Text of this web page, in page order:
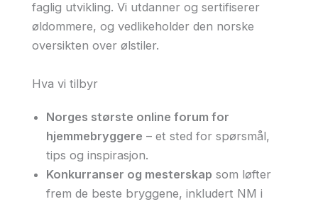
faglig utvikling. Vi utdanner og sertifiserer
øldommere, og vedlikeholder den norske
oversikten over ølstiler.
Hva vi tilbyr
Norges største online forum for
hjemmebryggere – et sted for spørsmål,
tips og inspirasjon.
Konkurranser og mesterskap som løfter
frem de beste bryggene, inkludert NM i